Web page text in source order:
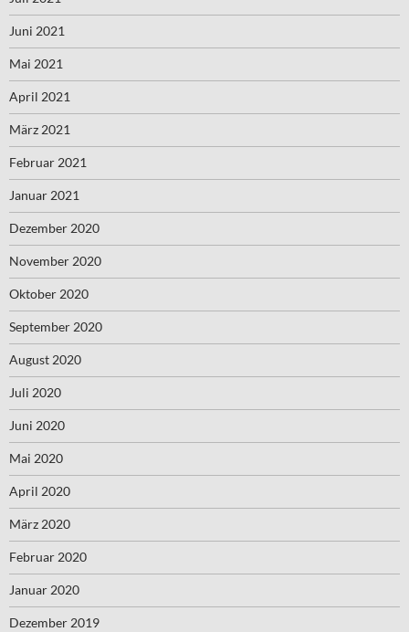
Juni 2021
Mai 2021
April 2021
März 2021
Februar 2021
Januar 2021
Dezember 2020
November 2020
Oktober 2020
September 2020
August 2020
Juli 2020
Juni 2020
Mai 2020
April 2020
März 2020
Februar 2020
Januar 2020
Dezember 2019